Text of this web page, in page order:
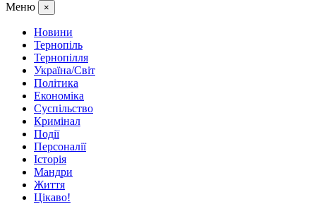
Меню ×
Новини
Тернопіль
Тернопілля
Україна/Світ
Політика
Економіка
Суспільство
Кримінал
Події
Персоналії
Історія
Мандри
Життя
Цікаво!